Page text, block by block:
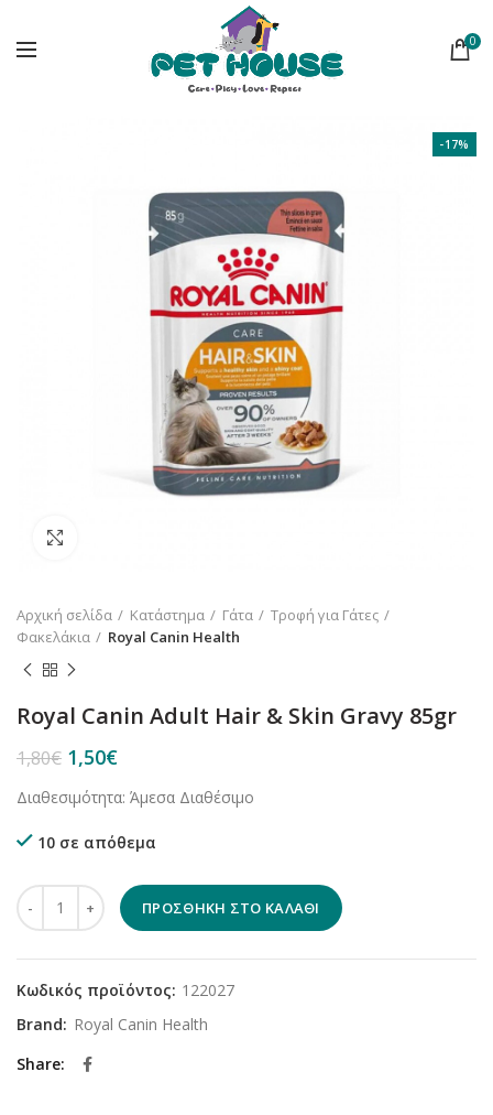
0
-17%
Αρχική σελίδα Κατάστημα Γάτα
Τροφή για Γάτες
Φακελάκια
Royal Canin Health
Royal Canin Adult Hair & Skin Gravy 85gr
1,80€ Original
was:
1,50€Η
τιμή
1,50€.
Διαθεσιμότητα: Άμεσα Διαθέσιμο
10 σε απόθεμα
Royal Canin Adult Hair & Skin Gravy 85gr ποσότητα
ΠΡΟΣΘΉΚΗ ΣΤΟ ΚΑΛΆΘΙ
Κωδικός προϊόντος: 122027
Brand: Royal Canin Health
Share